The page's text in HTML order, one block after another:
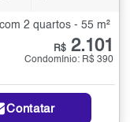
2 quartos - 55 m²
R$ 2.101
Condomínio: R$ 390
Contatar